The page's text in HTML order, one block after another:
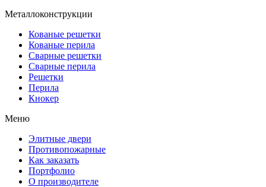
Металлоконструкции
Кованые решетки
Кованые перила
Сварные решетки
Сварные перила
Решетки
Перила
Кнокер
Меню
Элитные двери
Противопожарные
Как заказать
Портфолио
О производителе